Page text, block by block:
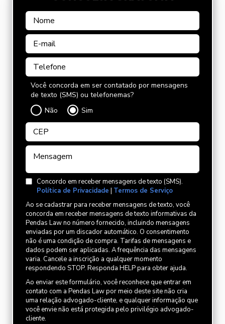
Você concorda em ser contatado por mensagens
de texto (SMS) ou telefonemas?
Não
Sim
Concordo em receber mensagens de texto (SMS).
Política de Privacidade | Termos de Serviço
Ao se cadastrar para receber mensagens de texto, você
concorda em receber mensagens de texto informativas da
Pendas Law no número fornecido, incluindo mensagens
enviadas por um discador automático. O consentimento
não é uma condição de compra. Tarifas de mensagens e
dados podem ser aplicadas. A frequência das mensagens
varia. Cancele a inscrição a qualquer momento
respondendo STOP. Responda HELP para obter ajuda.
Ao enviar este formulário, você reconhece que entrar em
contato com a Pendas Law por meio deste site não cria
uma relação advogado-cliente, e qualquer informação que
você envie não está protegida pelo privilégio advogado-
cliente.